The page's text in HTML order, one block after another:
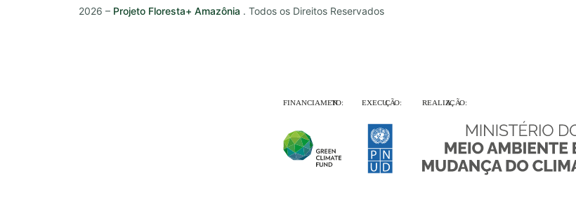
2026 – Projeto Floresta+ Amazônia . Todos os Direitos Reservados